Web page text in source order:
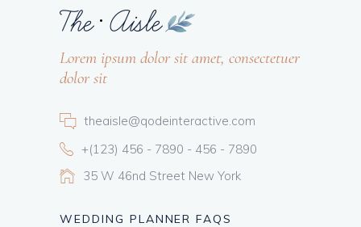
Lorem ipsum dolor sit amet, consectetuer
dolor sit
theaisle@qodeinteractive.com
+(123) 456 - 7890 - 456 - 7890
35 W 46nd Street New York
WEDDING PLANNER FAQS